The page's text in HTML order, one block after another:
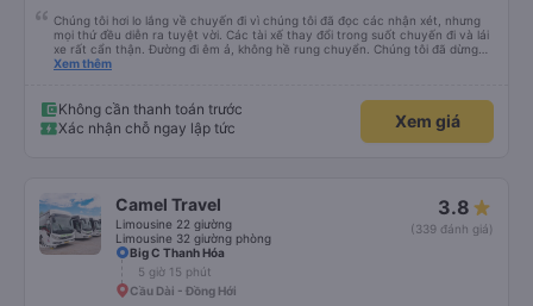
Chúng tôi hơi lo lắng về chuyến đi vì chúng tôi đã đọc các nhận xét, nhưng
mọi thứ đều diễn ra tuyệt vời. Các tài xế thay đổi trong suốt chuyến đi và lái
xe rất cẩn thận. Đường đi êm ả, không hề rung chuyển. Chúng tôi đã dừng
đủ số lần để đi vệ sinh và dừng lại để ăn tối. Nhìn chung, ghế ngồi có thể hơi
Xem thêm
Không cần thanh toán trước
Xác nhận chỗ ngay lập tức
Xem giá
Camel Travel
Limousine 22 giường
Limousine 32 giường phòng
3.8
(339 đánh giá)
Big C Thanh Hóa
5 giờ 15 phút
Cầu Dài - Đồng Hới